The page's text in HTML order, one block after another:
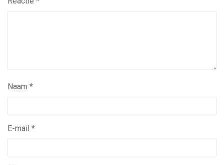
Naam *
E-mail *